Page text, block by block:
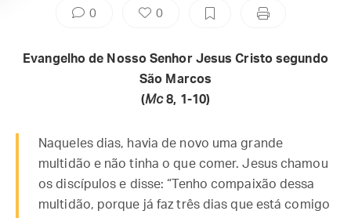
0 0
Evangelho de Nosso Senhor Jesus Cristo segundo
São Marcos
(Mc8, 1-10)
Naqueles dias, havia de novo uma grande
multidão e não tinha o que comer. Jesus chamou
os discípulos e disse: “Tenho compaixão dessa
multidão, porque já faz três dias que está comigo